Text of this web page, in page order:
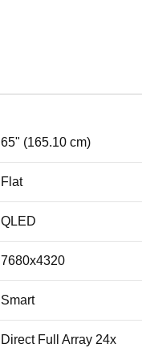
65" (165.10 cm)
Flat
QLED
7680x4320
Smart
Direct Full Array 24x